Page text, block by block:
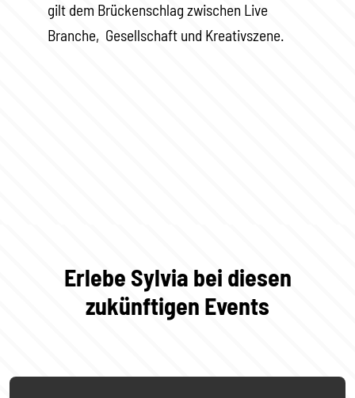
gilt dem Brückenschlag zwischen Live
Branche, Gesellschaft und Kreativszene.
Erlebe Sylvia bei diesen
zukünftigen Events